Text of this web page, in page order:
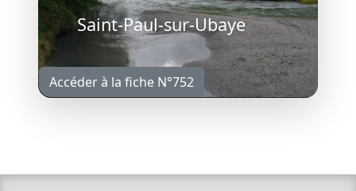
Saint-Paul-sur-Ubaye
Accéder à la fiche N°752